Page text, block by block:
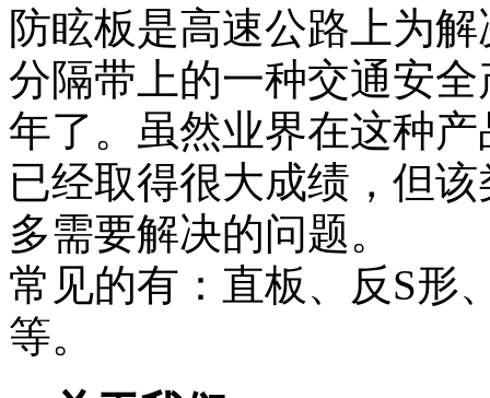
防眩板是高速公路上为
分隔带上的一种交通安
年了。虽然业界在这种
已经取得很大成绩，但
多需要解决的问题。
常见的有：直板、反S形
等。